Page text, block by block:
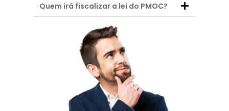
Quem irá fiscalizar a lei do PMOC?